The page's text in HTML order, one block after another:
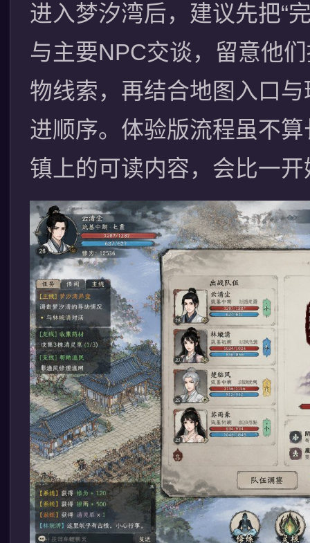
进入梦汐湾后，建议先把“
与主要NPC交谈，留意他
物线索，再结合地图入口
进顺序。体验版流程虽不
镇上的可读内容，会比一